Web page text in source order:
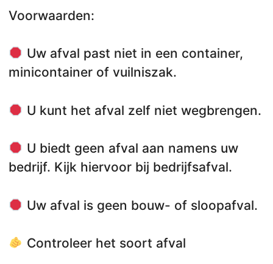
Voorwaarden:
Uw afval past niet in een container,
minicontainer of vuilniszak.
U kunt het afval zelf niet wegbrengen.
U biedt geen afval aan namens uw
bedrijf. Kijk hiervoor bij bedrijfsafval.
Uw afval is geen bouw- of sloopafval.
Controleer het soort afval